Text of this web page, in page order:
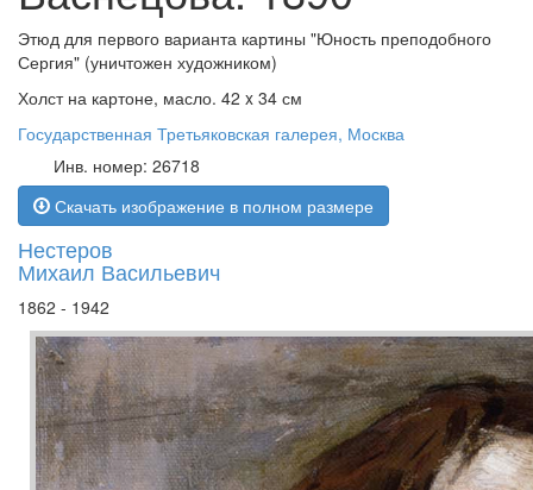
Этюд для первого варианта картины "Юность преподобного
Сергия" (уничтожен художником)
Холст на картоне, масло. 42 x 34 см
Государственная Третьяковская галерея, Москва
Инв. номер: 26718
Скачать изображение в полном размере
Нестеров
Михаил Васильевич
1862 - 1942